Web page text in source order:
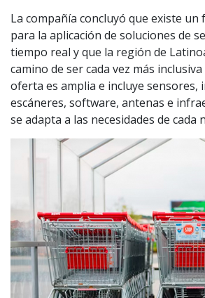
La compañía concluyó que existe
para la aplicación de soluciones de
tiempo real y que la región de
camino de ser cada vez más inclusiva
oferta es amplia e incluye sensores,
escáneres, software, antenas e
se adapta a las necesidades de cada